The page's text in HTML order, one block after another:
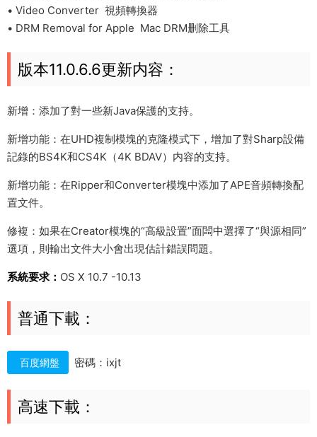
• Video Converter 視頻轉換器
• DRM Removal for Apple Mac DRM删除工具
版本11.0.6.6更新内容：
新增：添加了對一些新Java保護的支持。
新增功能：在UHD複制模塊的克隆模式下，增加了對Sharp設備
記錄的BS4K和CS4K（4K BDAV）内容的支持。
新增功能：在Ripper和Converter模塊中添加了APE音頻轉換配
置文件。
修複：如果在Creator模塊的“高級設置”面闆中選擇了“與源相同”
選項，則輸出文件大小會出現估計錯誤問題。
系統要求： OS X 10.7 -10.13
普通下載：
百度網盤 密碼：ixjt
高速下載：